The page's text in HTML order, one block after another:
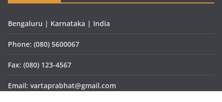
Bengaluru | Karnataka | India
Phone: (080) 5600067
Fax: (080) 123-4567
Email: vartaprabhat@gmail.com